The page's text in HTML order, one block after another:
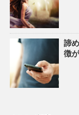
諦
徴